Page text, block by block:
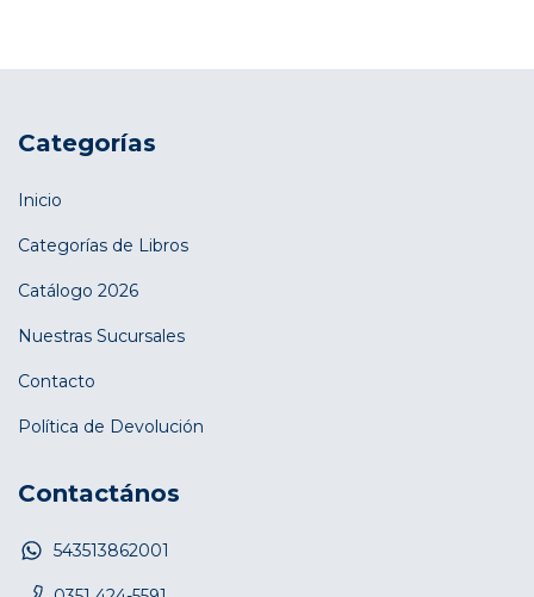
Categorías
Inicio
Categorías de Libros
Catálogo 2026
Nuestras Sucursales
Contacto
Política de Devolución
Contactános
543513862001